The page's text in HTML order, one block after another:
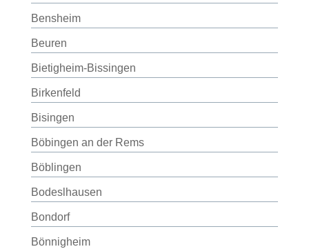
Bensheim
Beuren
Bietigheim-Bissingen
Birkenfeld
Bisingen
Böbingen an der Rems
Böblingen
Bodeslhausen
Bondorf
Bönnigheim